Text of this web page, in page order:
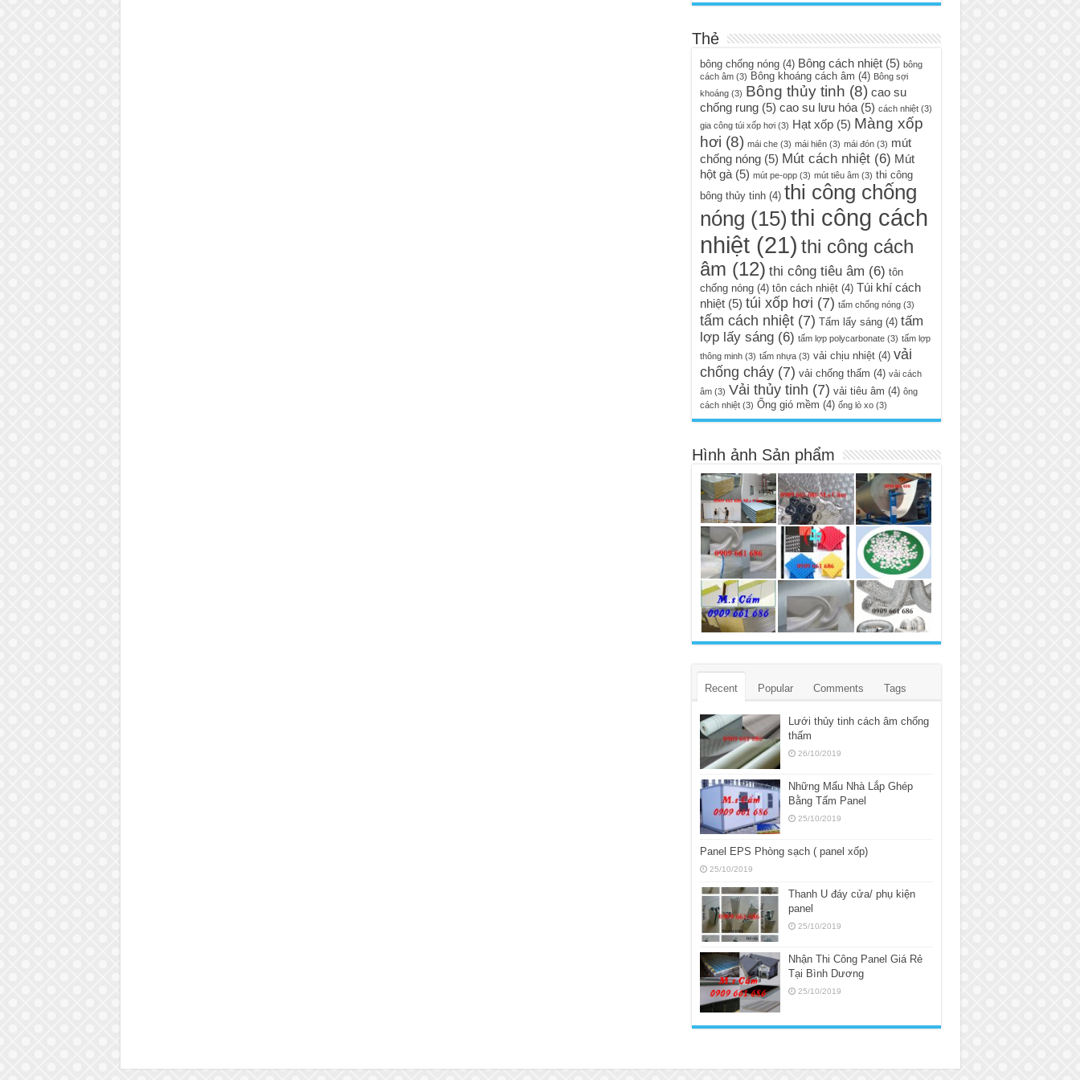
Thẻ
bông chống nóng(4) Bông cách nhiệt(5) bông
cách âm(3) Bông khoáng cách âm (4) Bông sợi
khoáng(3) Bông thủy tinh (8) cao su
chống rung(5) cao su lưu hóa(5) cách nhiệt(3)
gia công túi xốp hơi(3) Hạt xốp(5) Màng xốp
hơi (8) mái che(3) mái hiên(3) mái đón(3) mút
chống nóng(5) Mút cách nhiệt(6) Mút
hột gà(5) mút pe-opp(3) mút tiêu âm(3) thi công
bông thủy tinh(4) thi công chống
nóng (15) thi công cách
nhiệt(21) thi công cách
âm (12) thi công tiêu âm (6) tôn
chống nóng(4) tôn cách nhiệt(4) Túi khí cách
nhiệt(5) túi xốp hơi (7) tấm chống nóng(3)
tấm cách nhiệt(7) Tấm lấy sáng(4) tấm
lợp lấy sáng(6) tấm lợp polycarbonate(3) tấm lợp
thông minh(3) tấm nhựa(3) vải chịu nhiệt(4) vải
chống cháy(7) vải chống thấm (4) vải cách
âm(3) Vải thủy tinh (7) vải tiêu âm (4) ông
cách nhiệt(3) Ống gió mềm (4) ống lò xo(3)
Hình ảnh Sản phẩm
Recent Popular Comments Tags
Lưới thủy tinh cách âm chống
thấm
26/10/2019
Những Mẩu Nhà Lắp Ghép
Bằng Tấm Panel
25/10/2019
Panel EPS Phòng sạch ( panel xốp)
25/10/2019
Thanh U đáy cửa/ phụ kiện
panel
25/10/2019
Nhận Thi Công Panel Giá Rẻ
Tại Bình Dương
25/10/2019